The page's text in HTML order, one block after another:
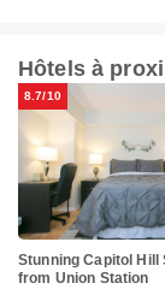
Hôtels à
8.7/10
Stunning Capitol Hill
from Union Station